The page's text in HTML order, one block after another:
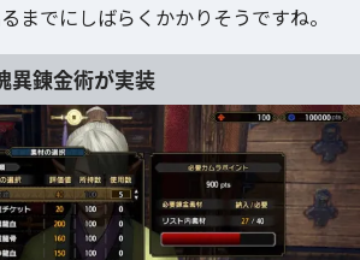
までにしばらくかかりそうですね。
異錬金術が実装